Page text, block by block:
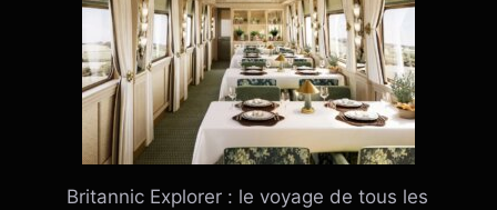
Britannic Explorer : le voyage de tous les